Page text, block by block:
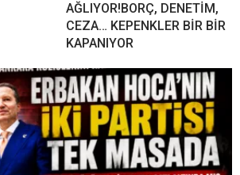
AĞLIYOR!BORÇ, DENETİM,
CEZA… KEPENKLER BİR BİR
KAPANIYOR